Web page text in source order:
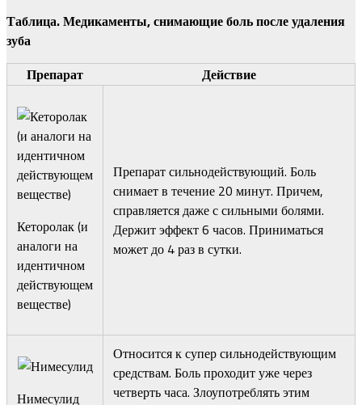
Таблица. Медикаменты, снимающие боль после удаления
зуба
Препарат
Действие
Кеторолак (и
аналоги на
идентичном
действующем
веществе)
Препарат сильнодействующий. Боль
снимает в течение 20 минут. Причем,
справляется даже с сильными болями.
Держит эффект 6 часов. Приниматься
может до 4 раз в сутки.
Нимесулид
Относится к супер сильнодействующим
средствам. Боль проходит уже через
четверть часа. Злоупотреблять этим